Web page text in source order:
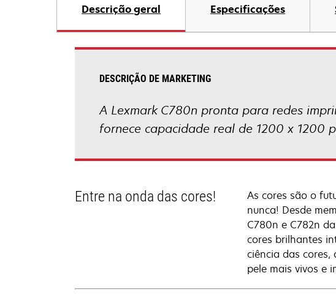
Descrição geral Especificações
DESCRIÇÃO DE MARKETING
A Lexmark C780n pronta para redes
fornece capacidade real de 1200 x 1200
Entre na onda das cores!
As cores são o
nunca! Desde
C780n e C782n
cores brilhantes
ciência das
pele mais vivos e